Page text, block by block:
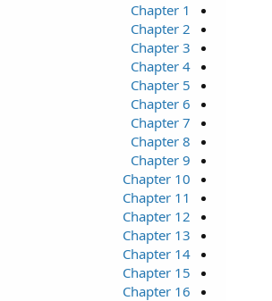
Chapter 1
Chapter 2
Chapter 3
Chapter 4
Chapter 5
Chapter 6
Chapter 7
Chapter 8
Chapter 9
Chapter 10
Chapter 11
Chapter 12
Chapter 13
Chapter 14
Chapter 15
Chapter 16